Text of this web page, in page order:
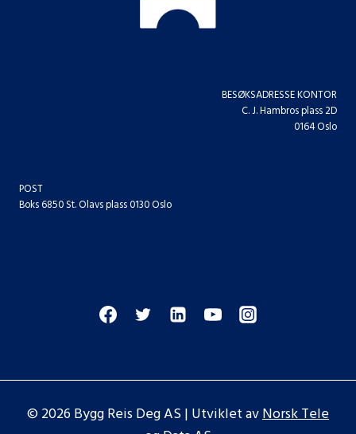
BESØKSADRESSE KONTOR
C. J. Hambros plass 2D
0164 Oslo
POST
Boks 6850 St. Olavs plass 0130 Oslo
© 2026 Bygg Reis Deg AS | Utviklet avNorsk Tele